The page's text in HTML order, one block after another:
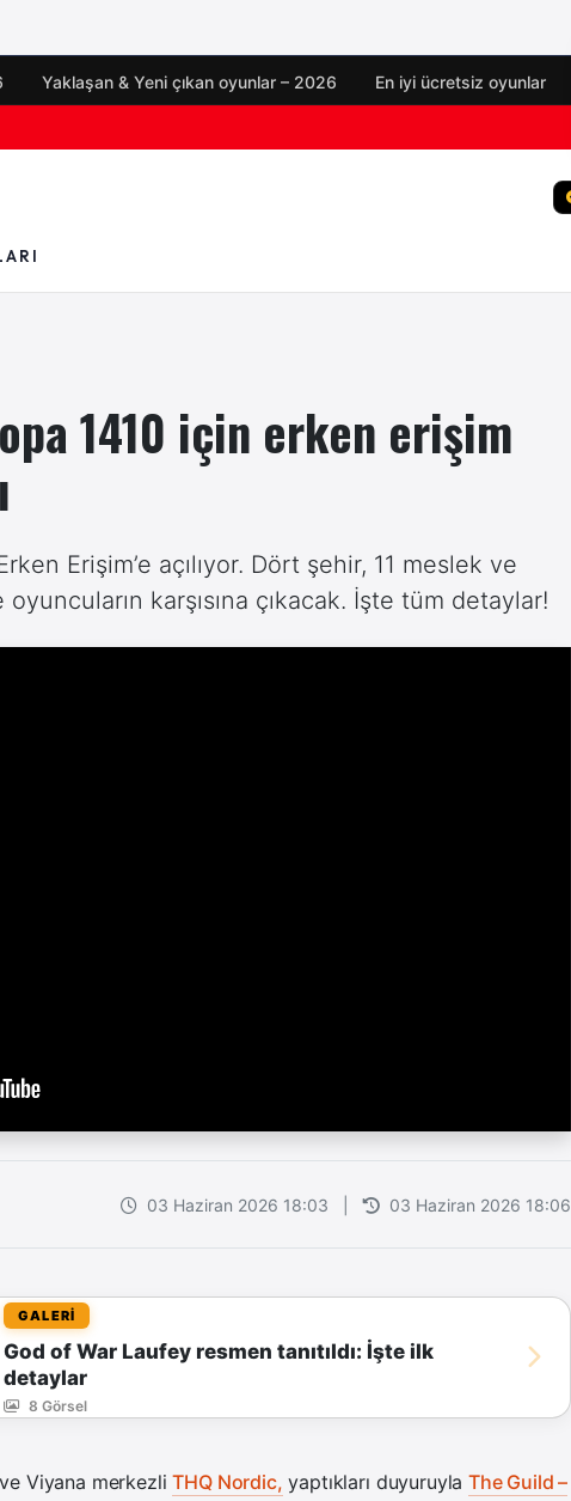
Yaklaşan & Yeni çıkan oyunlar – 2026 En iyi ücretsiz oyunlar
1410 için erken erişim
Erişim’e açılıyor. Dört şehir, 11 meslek ve
karşısına çıkacak. İşte tüm detaylar!
03 Haziran 2026 18:03 03 Haziran 2026 18:06
GALERİ
God of War Laufey resmen tanıtıldı: İşte ilk
detaylar
8 Görsel
ve Viyana merkezliTHQ Nordic, yaptıkları duyuruylaThe Guild –